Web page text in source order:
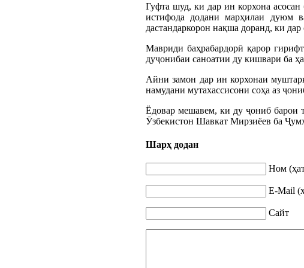
Гуфта шуд, ки дар ин корхона
истифода додани марҳилаи дуюм
дастандаркорон нақша доранд, ки
Мавриди баҳрабардорӣ қарор
дуҷонибаи саноатии ду кишвари ба
Айни замон дар ин корхонаи
намудани мутахассисони соҳа аз
Ёдовар мешавем, ки ду ҷониб
Ӯзбекистон Шавкат Мирзиёев ба
Шарҳ додан
Ном
E-Mail
Сайт